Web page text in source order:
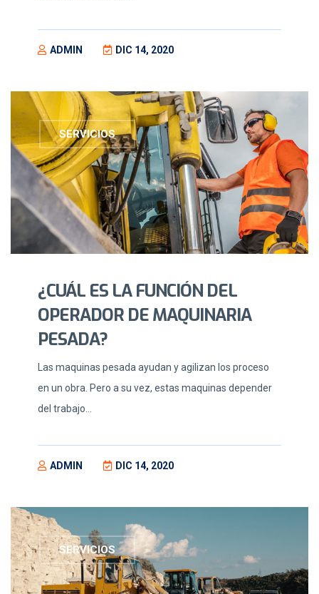
ADMIN DIC 14, 2020
SERVICIOS
¿CUÁL ES LA FUNCIÓN DEL
OPERADOR DE MAQUINARIA
PESADA?
Las maquinas pesada ayudan y agilizan los proceso
en un obra. Pero a su vez, estas maquinas depender
del trabajo...
ADMIN DIC 14, 2020
SERVICIOS